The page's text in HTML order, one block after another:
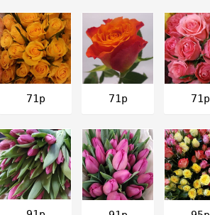
71р 71р 71р